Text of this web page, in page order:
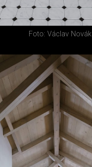
Foto: Václav Novák